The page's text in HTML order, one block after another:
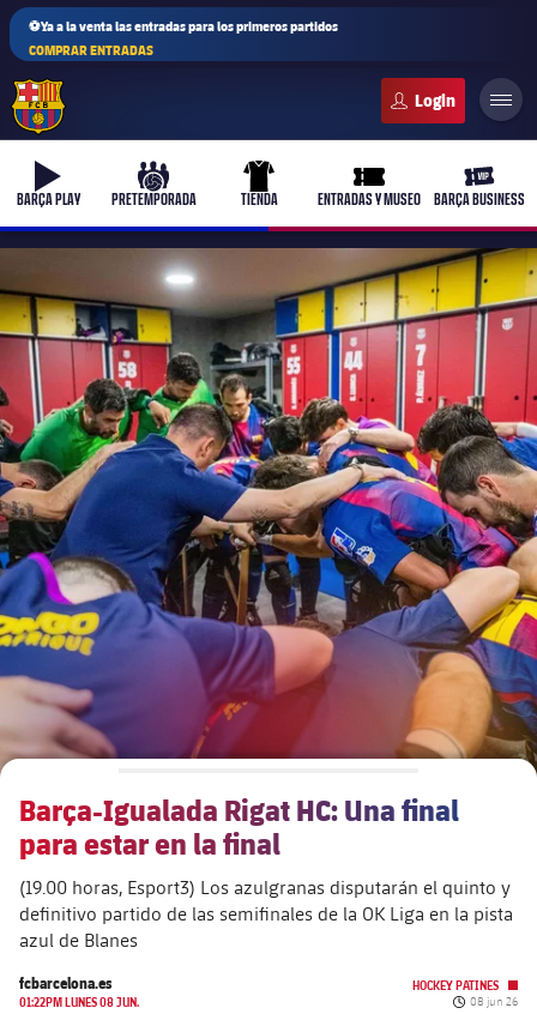
⚽Ya a la venta las entradas para los primeros partidos
COMPRAR ENTRADAS
b-play
BARÇA PLAY
culers-ball
PRETEMPORADA
uniform
TIENDA
ticket-full
ENTRADAS Y MUSEO
ticket-
BARÇA BUSINESS
plusicon
más
Junta Directiva
Estructura ejecutiva
chevron-right
label.aria.chevronright
Órganos
Documents
chevron-right
label.aria.chevronright
Comisiones y órganos
chevron-right
label.aria.chevronright
Barça Academy
Más que un club
Masia 360
La Masia
plusicon
más
Década a década
Jugadores de leyenda
Entrenadores
Barça-Igualada Rigat HC: Una final
para estar en la final
(19.00 horas, Esport3) Los azulgranas disputarán el quinto y
definitivo partido de las semifinales de la OK Liga en la pista
azul de Blanes
fcbarcelona.es
01:22PM LUNES 08 JUN.
HOCKEY PATINES
Fecha de
08 jun 26